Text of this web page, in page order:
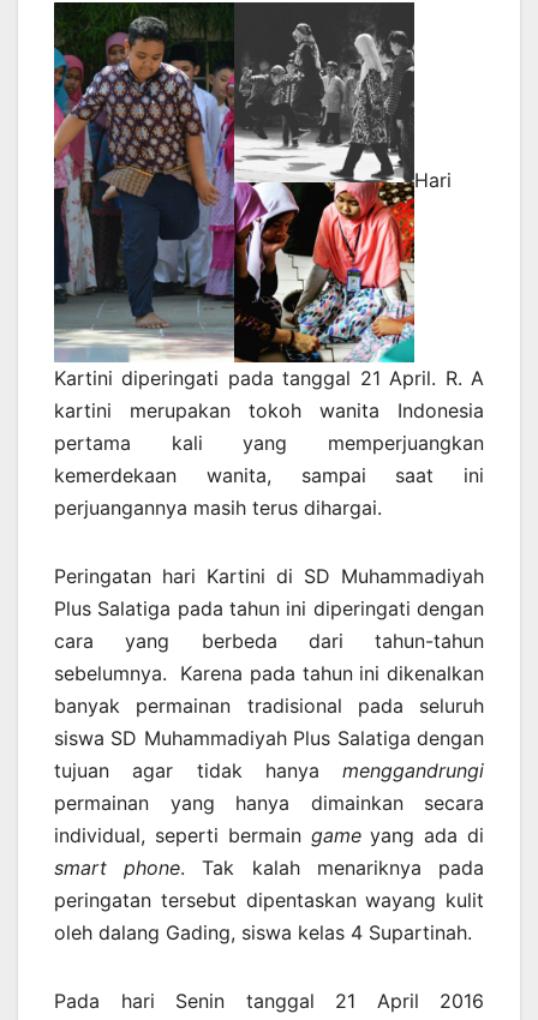
Hari
Kartini diperingati pada tanggal 21 April. R. A
kartini merupakan tokoh wanita Indonesia
pertama kali yang memperjuangkan
kemerdekaan wanita, sampai saat ini
perjuangannya masih terus dihargai.
Peringatan hari Kartini di SD Muhammadiyah
Plus Salatiga pada tahun ini diperingati dengan
cara yang berbeda dari tahun-tahun
sebelumnya. Karena pada tahun ini dikenalkan
banyak permainan tradisional pada seluruh
siswa SD Muhammadiyah Plus Salatiga dengan
tujuan agar tidak hanya menggandrungi
permainan yang hanya dimainkan secara
individual, seperti bermain gameyang ada di
smart phone. Tak kalah menariknya pada
peringatan tersebut dipentaskan wayang kulit
oleh dalang Gading, siswa kelas 4 Supartinah.
Pada hari Senin tanggal 21 April 2016